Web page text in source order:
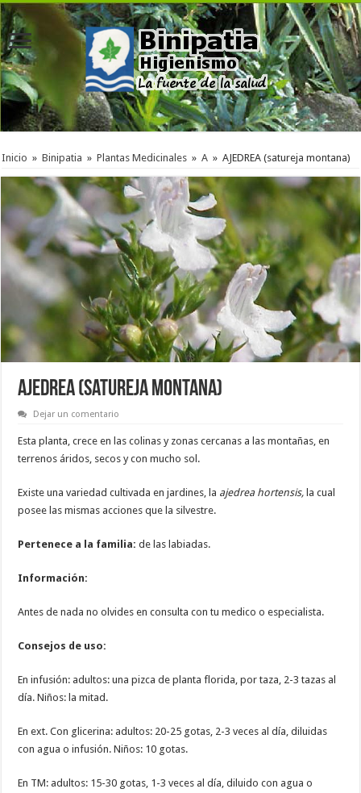
Inicio » Binipatia » Plantas Medicinales » A » AJEDREA (satureja montana)
AJEDREA (satureja montana)
Dejar un comentario
Esta planta, crece en las colinas y zonas cercanas a las montañas, en
terrenos áridos, secos y con mucho sol.
Existe una variedad cultivada en jardines, la ajedrea hortensis,la cual
posee las mismas acciones que la silvestre.
Pertenece a la familia:de las labiadas.
Información:
Antes de nada no olvides en consulta con tu medico o especialista.
Consejos de uso:
En infusión: adultos: una pizca de planta florida, por taza, 2-3 tazas al
día. Niños: la mitad.
En ext. Con glicerina: adultos: 20-25 gotas, 2-3 veces al día, diluidas
con agua o infusión. Niños: 10 gotas.
En TM: adultos: 15-30 gotas, 1-3 veces al día, diluido con agua o